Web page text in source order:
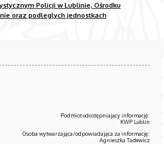
Policji w Lublinie, Ośrodku
oraz podleglych jednostkach
Podmiot udostępniający informację:
KWP Lublin
Osoba wytwarzająca/odpowiadająca za informację:
Agnieszka Tadewicz